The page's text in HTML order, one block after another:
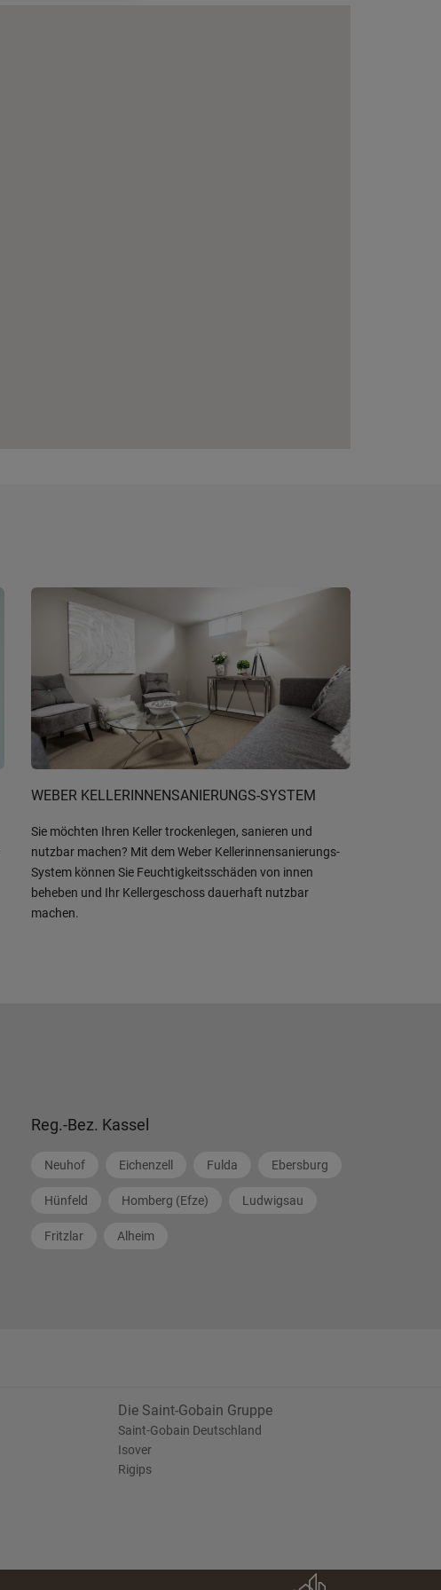
WEBER KELLERINNENSANIERUNGS-SYSTEM
Sie möchten Ihren Keller trockenlegen, sanieren und
nutzbar machen? Mit dem Weber Kellerinnensanierungs-
System können Sie Feuchtigkeitsschäden von innen
beheben und Ihr Kellergeschoss dauerhaft nutzbar
machen.
Reg.-Bez. Kassel
Neuhof Eichenzell Fulda Ebersburg
Hünfeld Homberg (Efze) Ludwigsau
Fritzlar Alheim
Die Saint-Gobain Gruppe
Saint-Gobain Deutschland
Isover
Rigips